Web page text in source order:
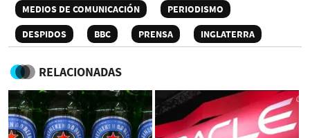
MEDIOS DE COMUNICACIÓN
PERIODISMO
DESPIDOS
BBC PRENSA INGLATERRA
RELACIONADAS